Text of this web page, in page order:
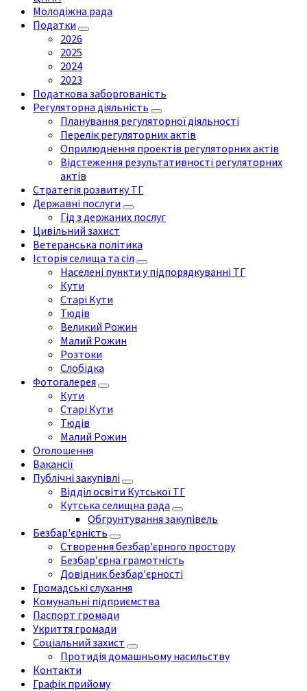
Молодіжна рада
Податки
2026
2025
2024
2023
Податкова заборгованість
Регуляторна діяльність
Планування регуляторної діяльності
Перелік регуляторних актів
Оприлюднення проектів регуляторних актів
Відстеження результативності регуляторних
актів
Стратегія розвитку ТГ
Державні послуги
Гід з держаних послуг
Цивільний захист
Ветеранська політика
Історія селища та сіл
Населені пункти у підпорядкуванні ТГ
Кути
Старі Кути
Тюдів
Великий Рожин
Малий Рожин
Розтоки
Слобідка
Фотогалерея
Кути
Старі Кути
Тюдів
Малий Рожин
Оголошення
Вакансії
Публічні закупівлі
Відділ освіти Кутської ТГ
Кутська селищна рада
Обгрунтування закупівель
Безбар'єрність
Створення безбар'єрного простору
Безбар’єрна грамотність
Довідник безбар'єрності
Громадські слухання
Комунальні підприємства
Паспорт громади
Укриття громади
Соціальний захист
Протидія домашньому насильству
Контакти
Графік прийому